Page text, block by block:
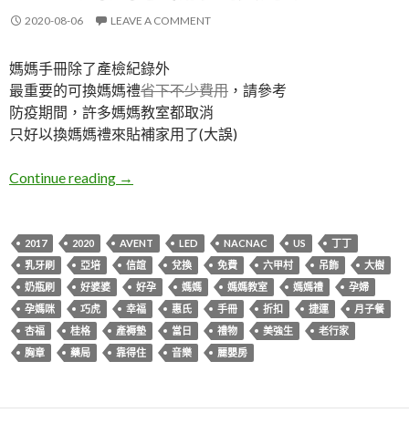
2020-08-06 LEAVE A COMMENT
媽媽手冊除了產檢紀錄外
最重要的可換媽媽禮省下不少費用 ，請參考
防疫期間，許多媽媽教室都取消
只好以換媽媽禮來貼補家用了(大誤)
Continue reading 2020媽媽手冊兌換好禮
→
2017 2020 AVENT LED NACNAC US
丁丁
乳牙刷
亞培 信誼 兌換 免費 六甲村 吊飾
大樹
奶瓶刷
好婆婆 好孕 媽媽 媽媽教室 媽媽禮
孕婦
孕媽咪
巧虎 幸福 惠氏 手冊 折扣 捷運
月子餐
杏福
桂格 產褥墊 當日 禮物 美強生
老行家
胸章
藥局 靠得住 音樂 麗嬰房